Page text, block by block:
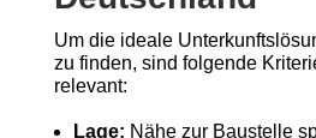
Um die ideale
zu finden, sind folgende
relevant:
Lage: Nähe zur Baustelle